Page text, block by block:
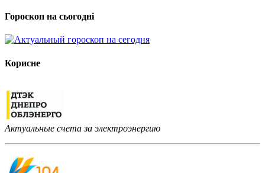
Гороскоп на сьогодні
Корисне
Актуальные счета за электроэнергию